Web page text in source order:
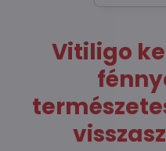
Vitiligo